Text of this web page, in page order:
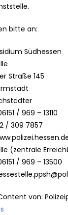
bitte an:
Südhessen
Straße 145
/ 969 – 13110
/ 309 7857
(zentrale
/ 969 – 13500
von: